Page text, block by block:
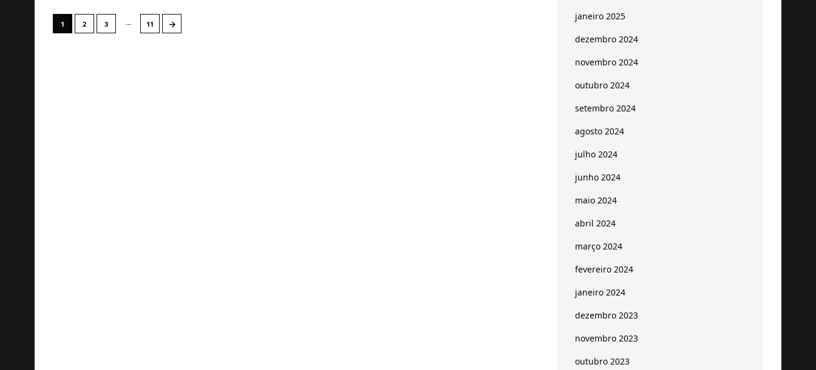
1 2 3 … 11 →
janeiro 2025
dezembro 2024
novembro 2024
outubro 2024
setembro 2024
agosto 2024
julho 2024
junho 2024
maio 2024
abril 2024
março 2024
fevereiro 2024
janeiro 2024
dezembro 2023
novembro 2023
outubro 2023